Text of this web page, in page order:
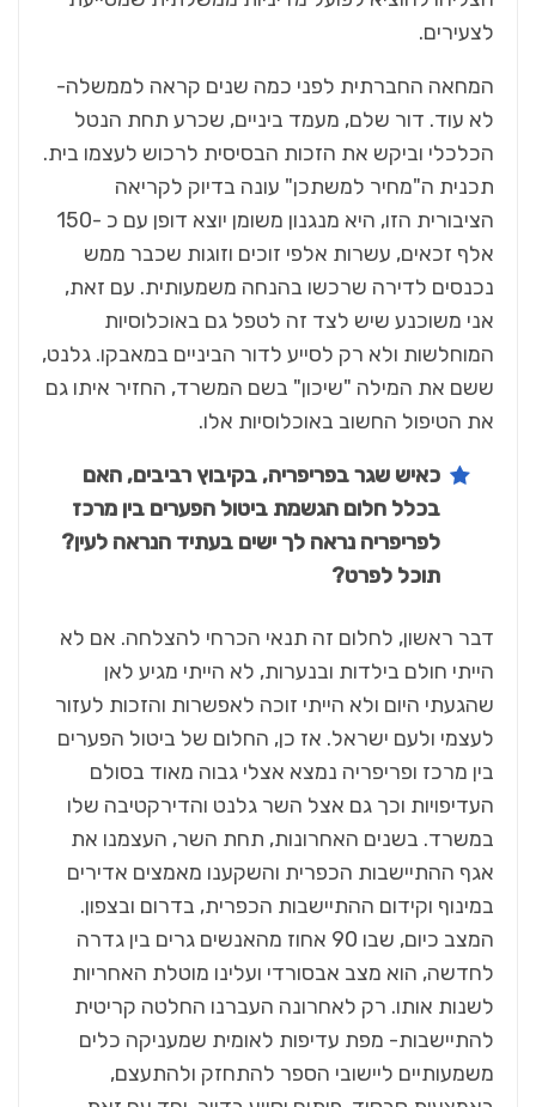
לצעירים.
המחאה החברתית לפני כמה שנים קראה לממשלה-
לא עוד. דור שלם, מעמד ביניים, שכרע תחת הנטל
הכלכלי וביקש את הזכות הבסיסית לרכוש לעצמו בית.
תכנית ה"מחיר למשתכן" עונה בדיוק לקריאה
הציבורית הזו, היא מנגנון משומן יוצא דופן עם כ -150
אלף זכאים, עשרות אלפי זוכים וזוגות שכבר ממש
נכנסים לדירה שרכשו בהנחה משמעותית. עם זאת,
אני משוכנע שיש לצד זה לטפל גם באוכלוסיות
המוחלשות ולא רק לסייע לדור הביניים במאבקו. גלנט,
ששם את המילה "שיכון" בשם המשרד, החזיר איתו גם
את הטיפול החשוב באוכלוסיות אלו.
כאיש שגר בפריפריה, בקיבוץ רביבים, האם
בכלל חלום הגשמת ביטול הפערים בין מרכז
לפריפריה נראה לך ישים בעתיד הנראה לעין?
תוכל לפרט?
דבר ראשון, לחלום זה תנאי הכרחי להצלחה. אם לא
הייתי חולם בילדות ובנערות, לא הייתי מגיע לאן
שהגעתי היום ולא הייתי זוכה לאפשרות והזכות לעזור
לעצמי ולעם ישראל. אז כן, החלום של ביטול הפערים
בין מרכז ופריפריה נמצא אצלי גבוה מאוד בסולם
העדיפויות וכך גם אצל השר גלנט והדירקטיבה שלו
במשרד. בשנים האחרונות, תחת השר, העצמנו את
אגף ההתיישבות הכפרית והשקענו מאמצים אדירים
במינוף וקידום ההתיישבות הכפרית, בדרום ובצפון.
המצב כיום, שבו 90 אחוז מהאנשים גרים בין גדרה
לחדשה, הוא מצב אבסורדי ועלינו מוטלת האחריות
לשנות אותו. רק לאחרונה העברנו החלטה קריטית
להתיישבות- מפת עדיפות לאומית שמעניקה כלים
משמעותיים ליישובי הספר להתחזק ולהתעצם,